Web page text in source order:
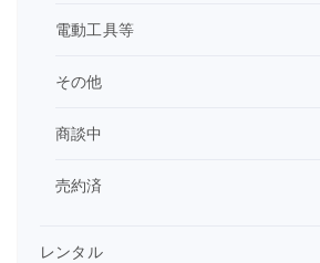
電動工具等
その他
商談中
売約済
レンタル